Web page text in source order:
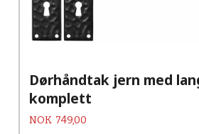
Dørhåndtak jern med
komplett
Pris
NOK 749,00